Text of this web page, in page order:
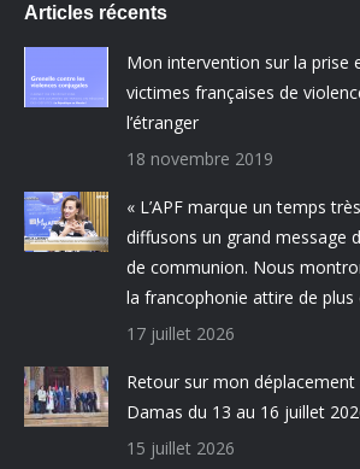
Articles récents
Mon intervention sur la prise
victimes françaises de
l’étranger
18 novembre 2019
« L’APF marque un temps
diffusons un grand message
de communion. Nous
la francophonie attire de plus
17 juillet 2026
Retour sur mon
Damas du 13 au 16 juillet
15 juillet 2026